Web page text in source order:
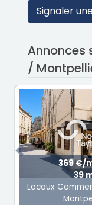
Signaler
Annonces
/
369 €/
39
Locaux
Previous